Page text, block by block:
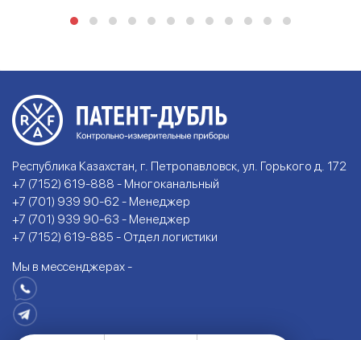
Республика Казахстан, г. Петропавловск, ул. Горького д. 172
+7 (7152) 619-888 - Многоканальный
+7 (701) 939 90-62 - Менеджер
+7 (701) 939 90-63 - Менеджер
+7 (7152) 619-885 - Отдел логистики
Мы в мессенджерах -